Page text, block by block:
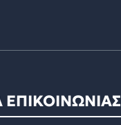
ΕΠΙΚΟΙΝΩΝΙΑΣ